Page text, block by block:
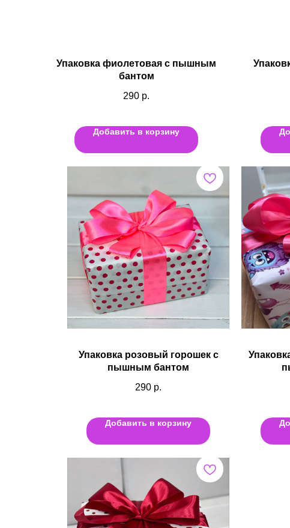
Упаковка фиолетовая с пышным
бантом
290 р.
Добавить в корзину
Упаковка розовый горошек с
пышным бантом
290 р.
Добавить в корзину